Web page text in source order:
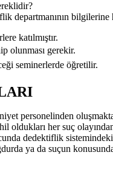
departmanının
katılmıştır.
olunması gerekir.
seminerlerde öğretilir.
personelinden
oldukları her suç
dedektiflik
ya da suçun konusunda